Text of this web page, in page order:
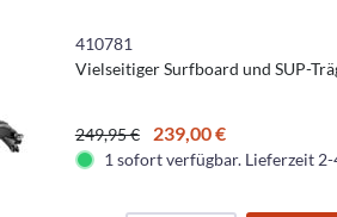
410781
Vielseitiger Surfboard und SUP-
249,95 € 239,00 €
1 sofort verfügbar. Lieferzeit 2-